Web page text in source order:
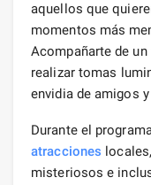
aquellos que
momentos más
Acompañarte de
realizar tomas
envidia de amigos
Durante el
atracciones
misteriosos e